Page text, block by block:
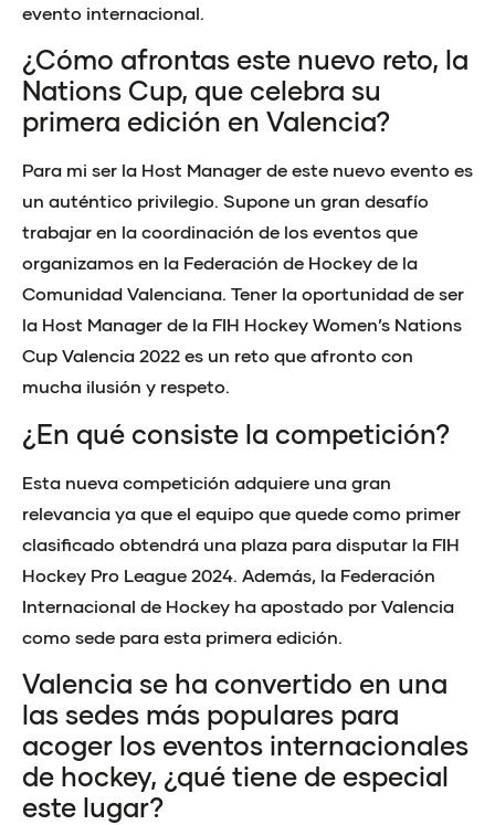
evento internacional.
¿Cómo afrontas este nuevo reto, la
Nations Cup, que celebra su
primera edición en Valencia?
Para mi ser la Host Manager de este nuevo evento es
un auténtico privilegio. Supone un gran desafío
trabajar en la coordinación de los eventos que
organizamos en la Federación de Hockey de la
Comunidad Valenciana. Tener la oportunidad de ser
la Host Manager de la FIH Hockey Women’s Nations
Cup Valencia 2022 es un reto que afronto con
mucha ilusión y respeto.
¿En qué consiste la competición?
Esta nueva competición adquiere una gran
relevancia ya que el equipo que quede como primer
clasificado obtendrá una plaza para disputar la FIH
Hockey Pro League 2024. Además, la Federación
Internacional de Hockey ha apostado por Valencia
como sede para esta primera edición.
Valencia se ha convertido en una
las sedes más populares para
acoger los eventos internacionales
de hockey, ¿qué tiene de especial
este lugar?